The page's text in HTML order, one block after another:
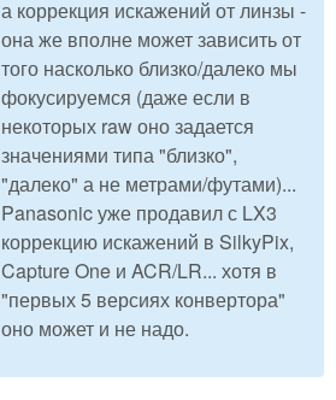
а коррекция искажений от линзы -
она же вполне может зависить от
того насколько близко/далеко мы
фокусируемся (даже если в
некоторых raw оно задается
значениями типа "близко",
"далеко" а не метрами/футами)...
Panasonic уже продавил с LX3
коррекцию искажений в SilkyPix,
Capture One и ACR/LR... хотя в
"первых 5 версиях конвертора"
оно может и не надо.